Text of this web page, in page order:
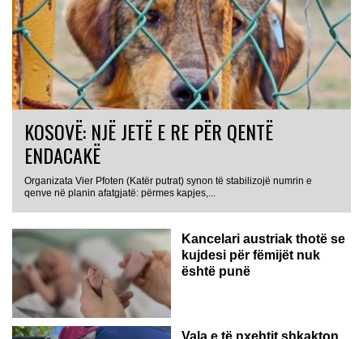
KOSOVË: NJË JETË E RE PËR QENTË
ENDACAKË
Organizata Vier Pfoten (Katër putrat) synon të stabilizojë numrin e
qenve në planin afatgjatë: përmes kapjes,...
Kancelari austriak thotë se
kujdesi për fëmijët nuk
është punë
Vala e të nxehtit shkakton